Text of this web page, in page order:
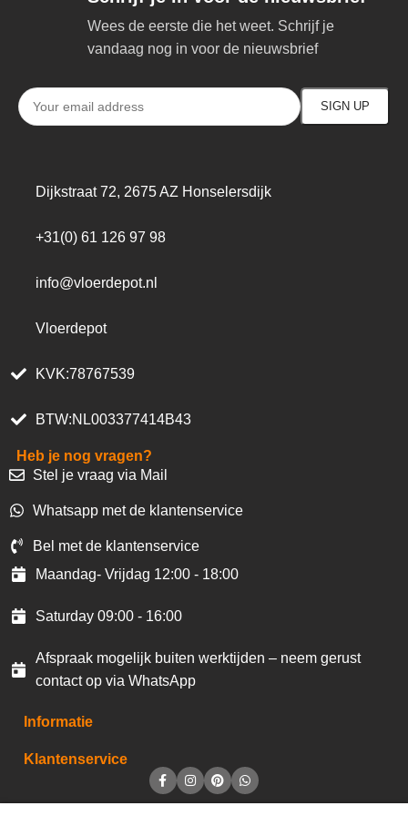
Wees de eerste die het weet. Schrijf je
vandaag nog in voor de nieuwsbrief
Dijkstraat 72, 2675 AZ Honselersdijk
+31(0) 61 126 97 98
info@vloerdepot.nl
Vloerdepot
KVK:78767539
BTW:NL003377414B43
Heb je nog vragen?
Stel je vraag via Mail
Whatsapp met de klantenservice
Bel met de klantenservice
Maandag- Vrijdag 12:00 - 18:00
Saturday 09:00 - 16:00
Afspraak mogelijk buiten werktijden – neem gerust
contact op via WhatsApp
Informatie
Klantenservice